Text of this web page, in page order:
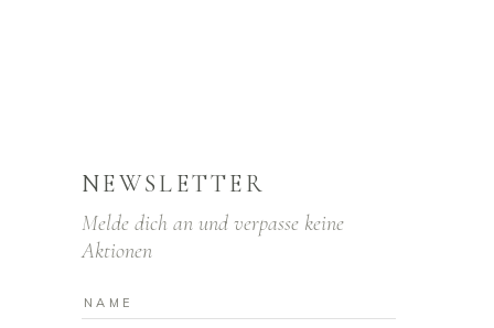
NEWSLETTER
Melde dich an und verpasse keine
Aktionen